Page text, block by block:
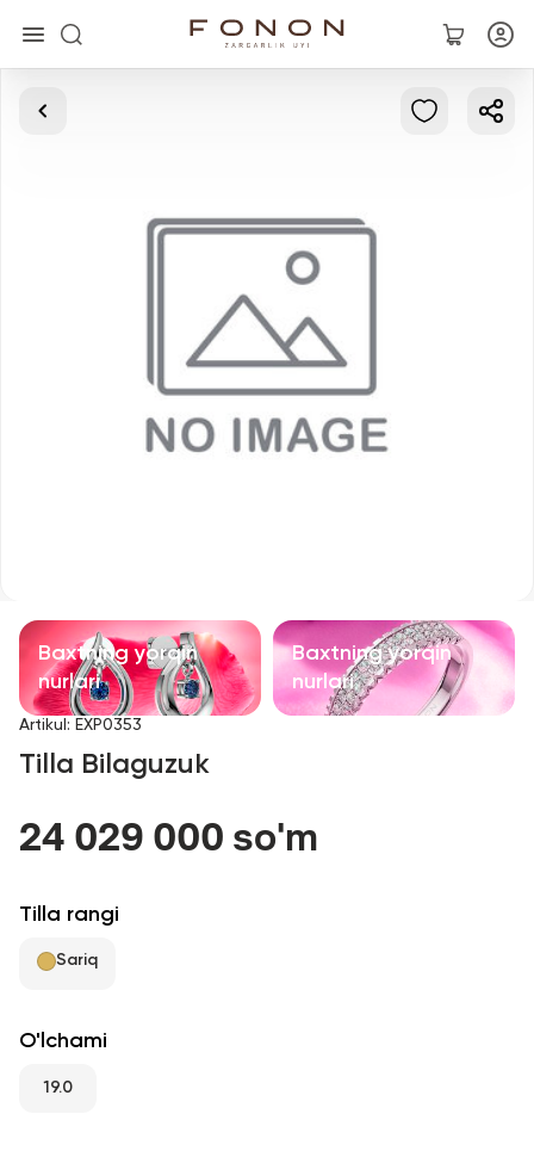
Asosiy
Aksessuarlar
Sevimli
RU
Baxtning yorqin
nurlari
Baxtning yorqin
nurlari
Artikul : EXP0353
Tilla Bilaguzuk
24 029 000 so'm
Tilla rangi
Sariq
O'lchami
19.0